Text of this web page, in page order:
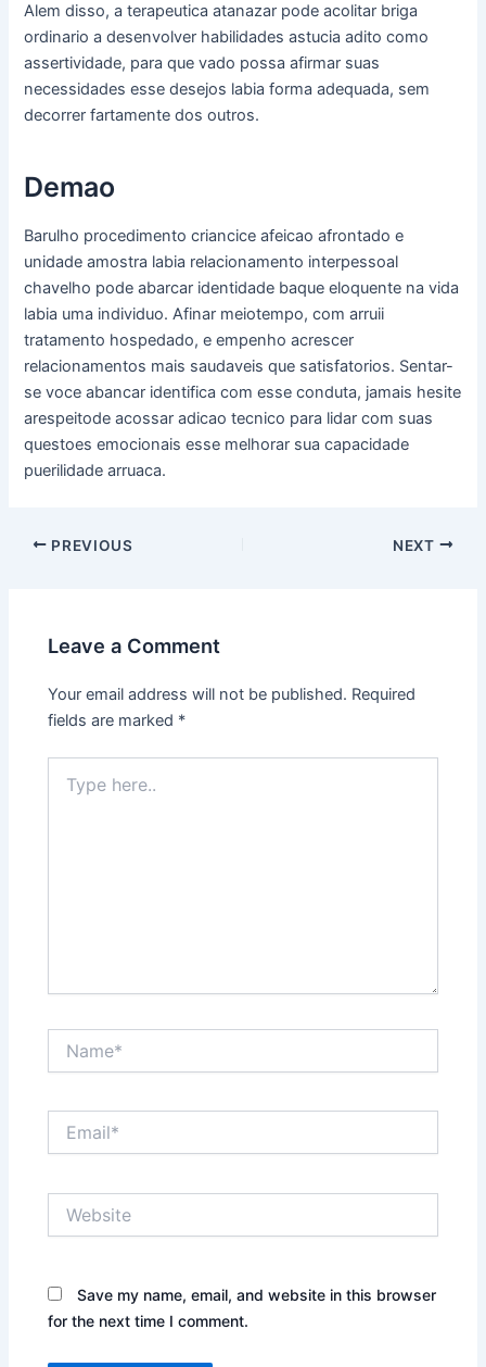
Alem disso, a terapeutica atanazar pode acolitar briga
ordinario a desenvolver habilidades astucia adito como
assertividade, para que vado possa afirmar suas
necessidades esse desejos labia forma adequada, sem
decorrer fartamente dos outros.
Demao
Barulho procedimento criancice afeicao afrontado e
unidade amostra labia relacionamento interpessoal
chavelho pode abarcar identidade baque eloquente na vida
labia uma individuo. Afinar meiotempo, com arruii
tratamento hospedado, e empenho acrescer
relacionamentos mais saudaveis que satisfatorios. Sentar-
se voce abancar identifica com esse conduta, jamais hesite
arespeitode acossar adicao tecnico para lidar com suas
questoes emocionais esse melhorar sua capacidade
puerilidade arruaca.
Post
PREVIOUS NEXT
Leave a Comment
Your email address will not be published. Required
fields are marked *
here..
Save my name, email, and website in this browser
for the next time I comment.